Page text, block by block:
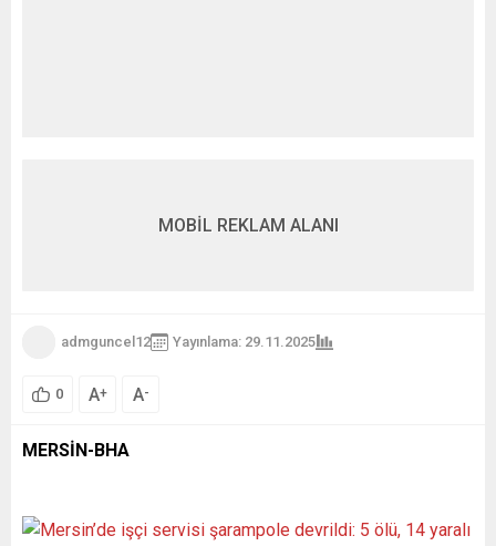
MOBİL REKLAM ALANI
admguncel12 Yayınlama: 29.11.2025
0 A+ A-
MERSİN-BHA